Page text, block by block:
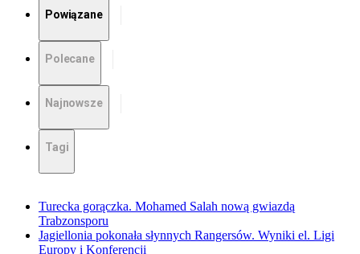
Powiązane
Polecane
Najnowsze
Tagi
Turecka gorączka. Mohamed Salah nową gwiazdą
Trabzonsporu
Jagiellonia pokonała słynnych Rangersów. Wyniki el. Ligi
Europy i Konferencji